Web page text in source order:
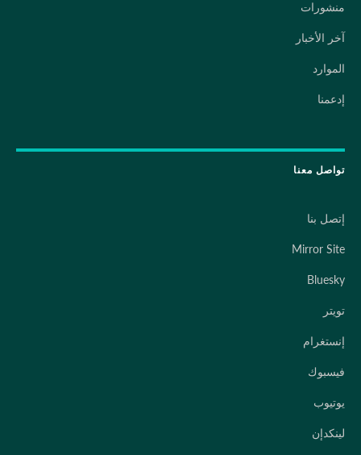
منشورات
آخر الأخبار
الموارد
إدعمنا
تواصل معنا
إتصل بنا
Mirror Site
Bluesky
تويتر
إنستغرام
فيسبوك
يوتيوب
لينكدإن